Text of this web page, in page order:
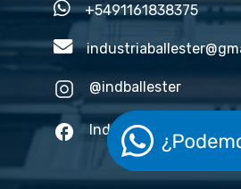
+5491161838375
@indballester
Industria ballester